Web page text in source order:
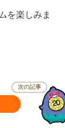
を楽しみま
次の記事